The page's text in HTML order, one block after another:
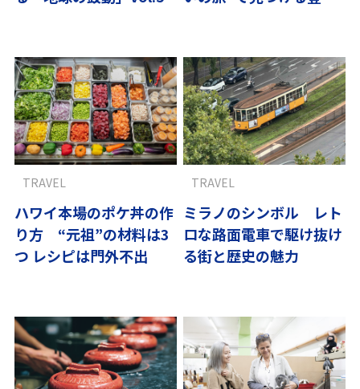
ハワイ本場のポケ丼の作
り方 “元祖”の材料は3
つ レシピは門外不出
TRAVEL
ミラノのシンボル レト
ロな路面電車で駆け抜け
る街と歴史の魅力
TRAVEL